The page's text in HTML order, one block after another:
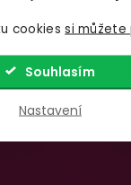
cookiessi můžete
Nastavení
Souhlasím
7:00 – 18:00
Sobota,
Zavřeno